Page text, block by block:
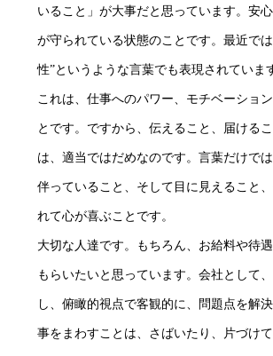
いること」が大事だと思っています。安
が守られている状態のことです。最近で
性”というような言葉でも表現されていま
これは、仕事へのパワー、モチベーショ
とです。ですから、伝えること、届ける
は、適当ではだめなのです。言葉だけで
伴っていること、そして目に見えること
れて心が喜ぶことです。
大切な人達です。もちろん、お給料や待
もらいたいと思っています。会社として
し、俯瞰的視点で客観的に、問題点を解
事をまわすことは、さばいたり、片づけ